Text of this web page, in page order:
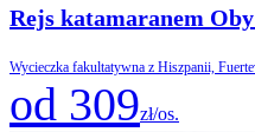
Rejs katamaranem
Wycieczka fakultatywna z Hiszpanii,
od 309zł/os.